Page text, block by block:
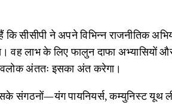
सीसीपी ने अपने विभिन्न राजनीतिक
वह लाभ के लिए फालुन दाफा अभ्यासियों
अंततः इसका अंत करेगा।
संगठनों—यंग पायनियर्स, कम्युनिस्ट यूथ